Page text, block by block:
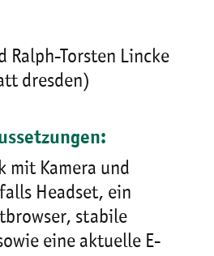
Ralph-Torsten Lincke
dresden)
mit Kamera und
Headset, ein
stabile
eine aktuelle E-